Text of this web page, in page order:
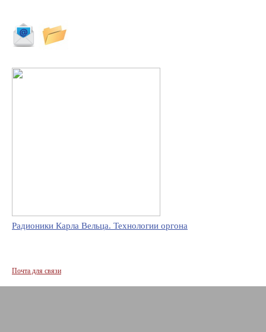
Радионики Карла Вельца. Технологии оргона
Почта для связи